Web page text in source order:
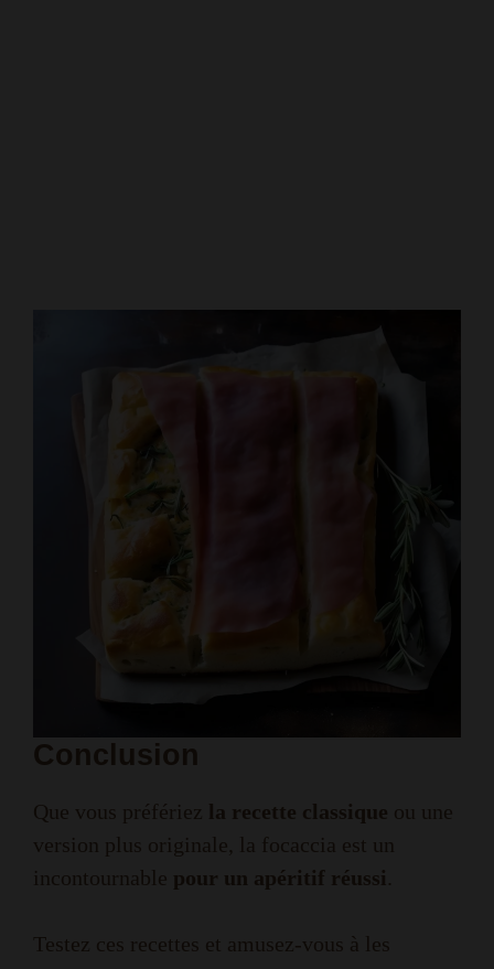
Conclusion
Que vous préfériez la recette classique ou une
version plus originale, la focaccia est un
incontournable pour un apéritif réussi.
Testez ces recettes et amusez-vous à les